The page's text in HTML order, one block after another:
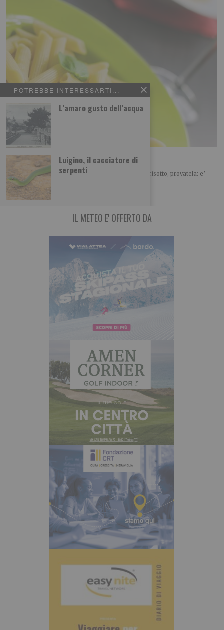
POTREBBE INTERESSARTI...
L’amaro gusto dell’acqua
Luigino, il cacciatore di
serpenti
Pasta risottata alla mediterranea
Avete letto bene, e’ una pasta ma… cuoce come un risotto, provatela: e’
proprio appetitosa!
IL METEO E' OFFERTO DA